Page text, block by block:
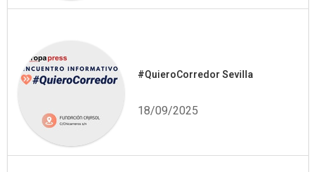
#QuieroCorredor Sevilla
18/09/2025